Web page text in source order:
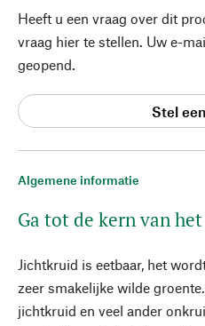
Algemene informatie
Ga tot de kern van
Jichtkruid is eetbaar, het
zeer smakelijke wilde
jichtkruid en veel ander
Heeft u een vraag over dit
vraag hier te stellen. Uw e-
geopend.
Stel